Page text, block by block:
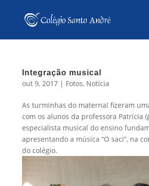
Integração musical
out 9, 2017| Fotos, Notícia
As turminhas do maternal fizeram
com os alunos da professora Patrícia
especialista musical do ensino
apresentando a música “O saci”, na
do colégio.